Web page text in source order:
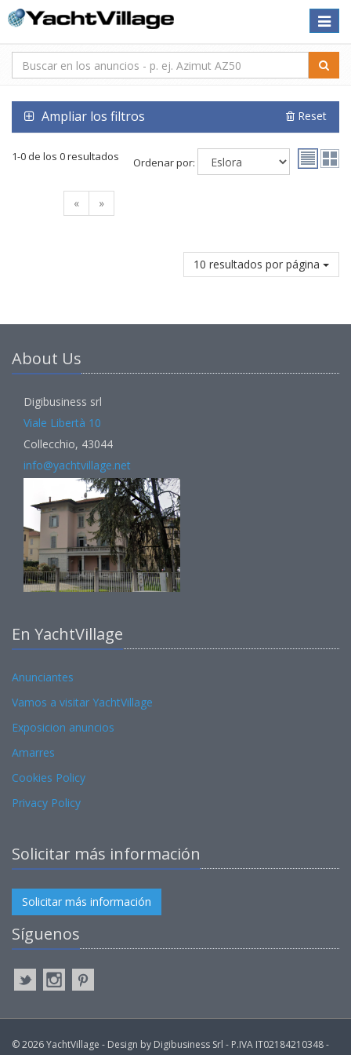
Toggle
Ampliar los filtros Reset
1-0 de los 0 resultados Ordenar por:
« »
10 resultados por página
About Us
Digibusiness srl
Viale Libertà 10
Collecchio, 43044
info@yachtvillage.net
En YachtVillage
Anunciantes
Vamos a visitar YachtVillage
Exposicion anuncios
Amarres
Cookies Policy
Privacy Policy
Solicitar más información
Solicitar más información
Síguenos
© 2026 YachtVillage - Design by Digibusiness Srl - P.IVA IT02184210348 -